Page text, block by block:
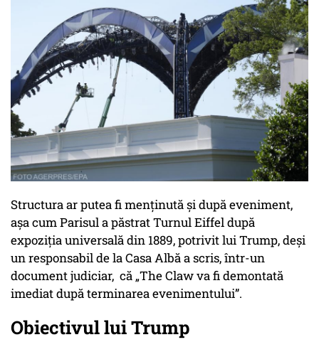
Structura ar putea fi menținută și după eveniment,
așa cum Parisul a păstrat Turnul Eiffel după
expoziția universală din 1889, potrivit lui Trump, deși
un responsabil de la Casa Albă a scris, într-un
document judiciar, că „The Claw va fi demontată
imediat după terminarea evenimentului”.
Obiectivul lui Trump